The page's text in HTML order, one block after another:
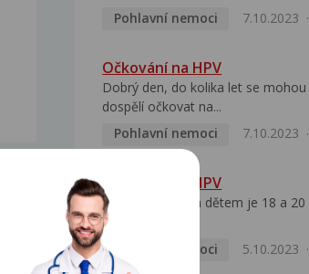
Pohlavní nemoci
7.10.2023
Očkování na HPV
Dobrý den, do kolika let se mohou
dospělí očkovat na...
Pohlavní nemoci
7.10.2023
Očkování na HPV
Dobrý den, mým dětem je 18 a 20
Chci je nechat...
Pohlavní nemoci
5.10.2023